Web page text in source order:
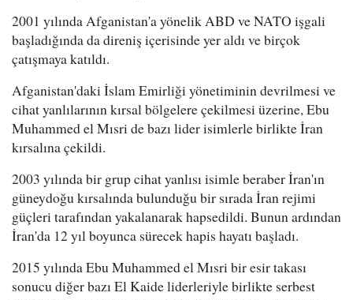
2001 yılında Afganistan'a yönelik ABD ve NATO işgali
başladığında da direniş içerisinde yer aldı ve birçok
çatışmaya katıldı.
Afganistan'daki İslam Emirliği yönetiminin devrilmesi ve
cihat yanlılarının kırsal bölgelere çekilmesi üzerine, Ebu
Muhammed el Mısri de bazı lider isimlerle birlikte İran
kırsalına çekildi.
2003 yılında bir grup cihat yanlısı isimle beraber İran'ın
güneydoğu kırsalında bulunduğu bir sırada İran rejimi
güçleri tarafından yakalanarak hapsedildi. Bunun ardından
İran'da 12 yıl boyunca sürecek hapis hayatı başladı.
2015 yılında Ebu Muhammed el Mısri bir esir takası
sonucu diğer bazı El Kaide liderleriyle birlikte serbest